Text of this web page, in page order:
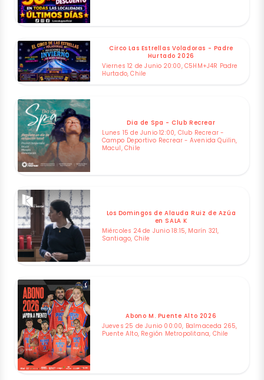
Circo Las Estrellas Voladoras - Padre
Hurtado 2026
Viernes 12 de Junio 20:00, C5HM+J4R Padre
Hurtado, Chile
Dia de Spa - Club Recrear
Lunes 15 de Junio 12:00, Club Recrear -
Campo Deportivo Recrear - Avenida Quilin,
Macul, Chile
Los Domingos de Alauda Ruiz de Azúa
en SALA K
Miércoles 24 de Junio 18:15, Marín 321,
Santiago, Chile
Abono M. Puente Alto 2026
Jueves 25 de Junio 00:00, Balmaceda 265,
Puente Alto, Región Metropolitana, Chile